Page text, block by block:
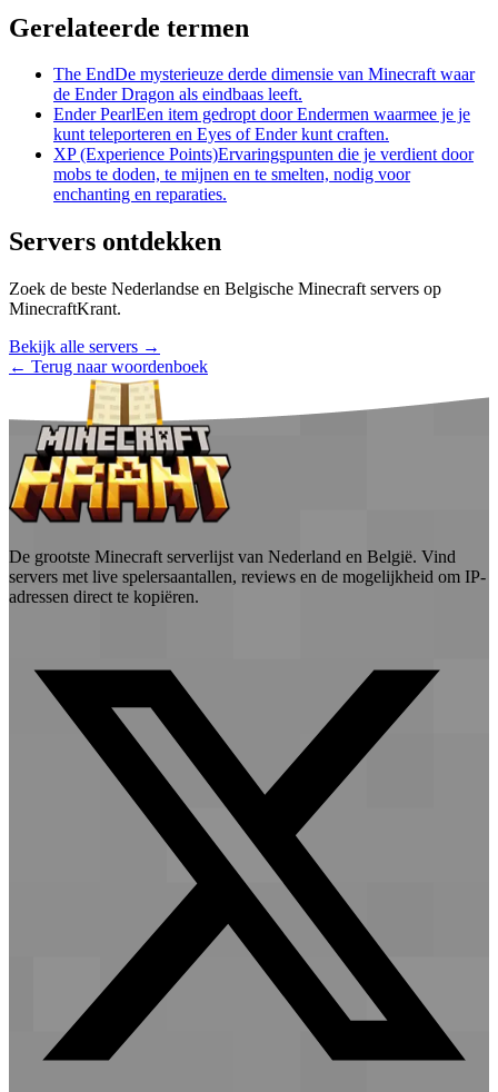
Gerelateerde termen
The EndDe mysterieuze derde dimensie van Minecraft waar
de Ender Dragon als eindbaas leeft.
Ender PearlEen item gedropt door Endermen waarmee je je
kunt teleporteren en Eyes of Ender kunt craften.
XP (Experience Points)Ervaringspunten die je verdient door
mobs te doden, te mijnen en te smelten, nodig voor
enchanting en reparaties.
Servers ontdekken
Zoek de beste Nederlandse en Belgische Minecraft servers op
MinecraftKrant.
Bekijk alle servers →
← Terug naar woordenboek
De grootste Minecraft serverlijst van Nederland en België. Vind
servers met live spelersaantallen, reviews en de mogelijkheid om IP-
adressen direct te kopiëren.